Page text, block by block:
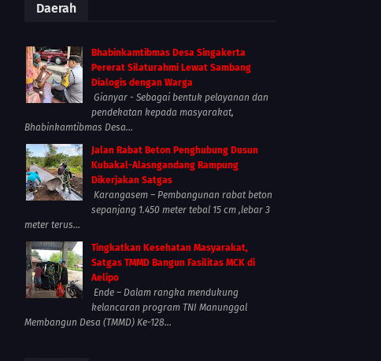
Daerah
Bhabinkamtibmas Desa Singakerta
Pererat Silaturahmi Lewat Sambang
Dialogis dengan Warga
Gianyar - Sebagai bentuk pelayanan dan
pendekatan kepada masyarakat,
Bhabinkamtibmas Desa...
Jalan Rabat Beton Penghubung Dusun
Kubakal-Alasngandang Rampung
Dikerjakan Satgas
Karangasem – Pembangunan rabat beton
sepanjang 1.450 meter tebal 15 cm ,lebar 3
meter terus...
Tingkatkan Kesehatan Masyarakat,
Satgas TMMD Bangun Fasilitas MCK di
Aelipo
Ende – Dalam rangka mendukung
kelancaran program TNI Manunggal
Membangun Desa (TMMD) Ke-128...